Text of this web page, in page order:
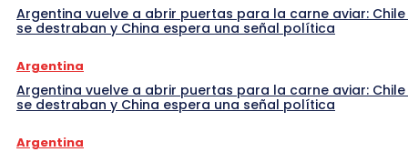
Argentina vuelve a abrir puertas para la carne aviar: Chile
se destraban y China espera una señal política
Argentina
Argentina vuelve a abrir puertas para la carne aviar: Chile
se destraban y China espera una señal política
Argentina